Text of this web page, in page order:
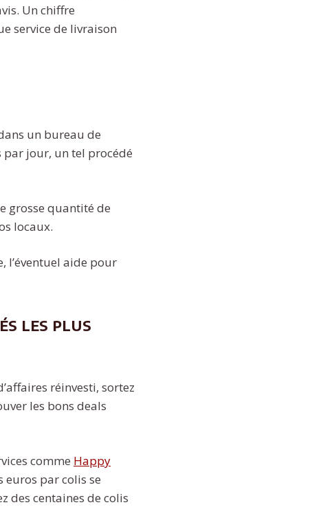
Un chiffre
service de livraison
un bureau de
par jour, un tel procédé
grosse quantité de
locaux.
l’éventuel aide pour
les plus
réinvesti, sortez
les bons deals
comme Happy
par colis se
des centaines de colis